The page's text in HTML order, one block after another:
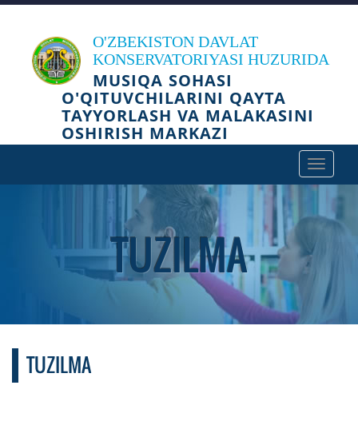
O'ZBEKISTON DAVLAT
KONSERVATORIYASI HUZURIDA
MUSIQA SOHASI
O'QITUVCHILARINI QAYTA
TAYYORLASH VA MALAKASINI
OSHIRISH MARKAZI
Toggle
TUZILMA
TUZILMA